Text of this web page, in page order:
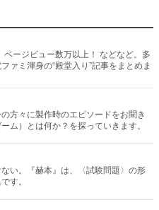
ージビュー数万以上！ などなど。多
ァミ渾身の“殿堂入り”記事をまとめま
方々に製作時のエピソードをお聞き
ム）とは何か？を探っていきます。
い。『赫本』は、〈試験問題〉の形
す。